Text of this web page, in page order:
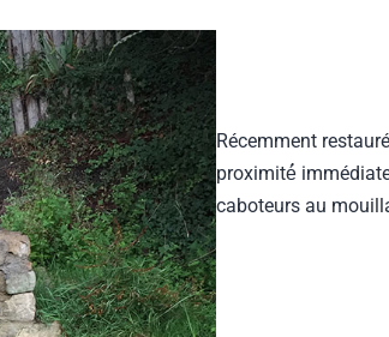
Récemment
proximité́
caboteurs au